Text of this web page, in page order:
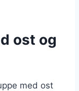
ost og
med ost